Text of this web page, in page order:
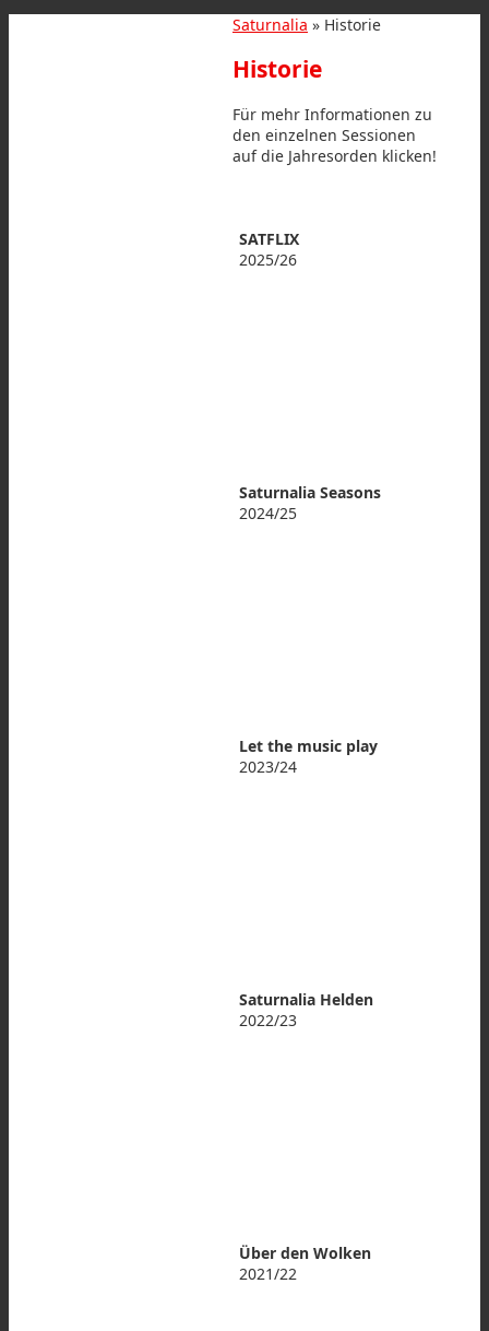
Saturnalia » Historie
Historie
Für mehr Informationen zu
den einzelnen Sessionen
auf die Jahresorden klicken!
SATFLIX
2025/26
Saturnalia Seasons
2024/25
Let the music play
2023/24
Saturnalia Helden
2022/23
Über den Wolken
2021/22